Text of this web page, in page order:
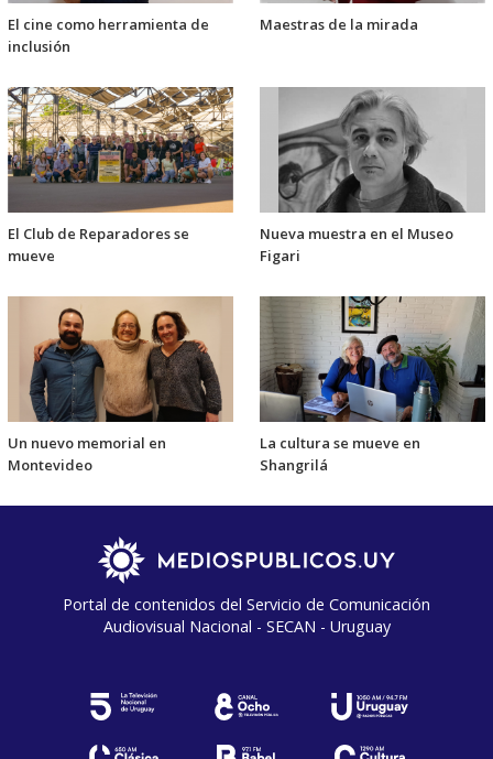
El cine como herramienta de
inclusión
Maestras de la mirada
El Club de Reparadores se
mueve
Nueva muestra en el Museo
Figari
Un nuevo memorial en
Montevideo
La cultura se mueve en
Shangrilá
Portal de contenidos del Servicio de Comunicación
Audiovisual Nacional - SECAN - Uruguay